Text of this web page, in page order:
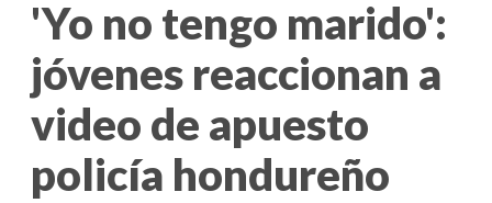
'Yo no tengo marido':
jóvenes reaccionan a
video de apuesto
policía hondureño